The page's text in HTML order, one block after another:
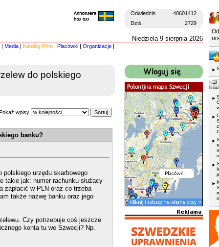
Odwiedzin
40601412
Dziś
2729
Niedziela 9 sierpnia 2026
| Media | Katalog Firm | Placówki | Organizacje |
do polskiego
wpisy
banku?
polskiego urzędu skarbowego
takie jak: numer rachunku służący
zapłacić w PLN oraz co trzeba
także nazwę banku oraz jego
Czy potrzebuje coś jeszcze
konta tu we Szwecji? Np.